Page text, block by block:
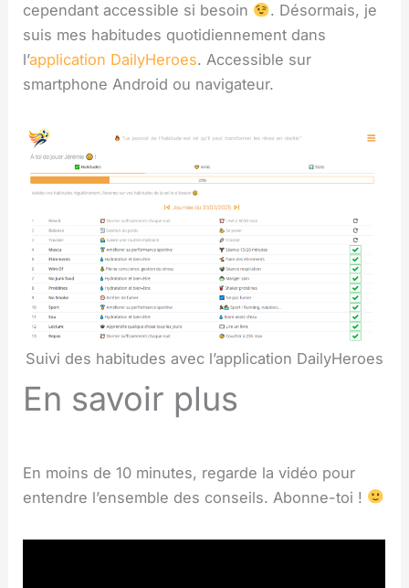
cependant accessible si besoin
. Désormais, je
suis mes habitudes quotidiennement dans
l’application DailyHeroes. Accessible sur
smartphone Android ou navigateur.
Suivi des habitudes avec l’application DailyHeroes
En savoir plus
En moins de 10 minutes, regarde la vidéo pour
entendre l’ensemble des conseils. Abonne-toi !